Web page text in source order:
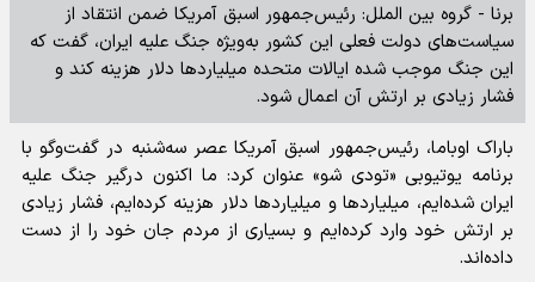
برنا - گروه بین الملل: رئیس‌جمهور اسبق آمریکا ضمن انتقاد از
سیاست‌های دولت فعلی این کشور به‌ویژه جنگ علیه ایران، گفت که
این جنگ موجب شده ایالات متحده میلیاردها دلار هزینه کند و
فشار زیادی بر ارتش آن اعمال شود.
باراک اوباما، رئیس‌جمهور اسبق آمریکا عصر سه‌شنبه در گفت‌وگو با
برنامه یوتیوبی «تودی شو» عنوان کرد: ما اکنون درگیر جنگ علیه
ایران شده‌ایم، میلیاردها و میلیاردها دلار هزینه کرده‌ایم، فشار زیادی
بر ارتش خود وارد کرده‌ایم و بسیاری از مردم جان خود را از دست
داده‌اند.